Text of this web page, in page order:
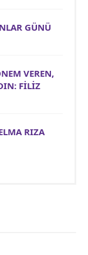
GÜNÜ
VEREN,
FİLİZ
RIZA